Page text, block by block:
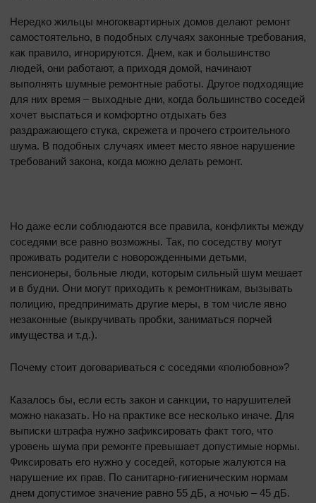
Нередко жильцы многоквартирных домов делают ремонт
самостоятельно, в подобных случаях законные требования,
как правило, игнорируются. Днем, как и большинство
людей, они работают, а приходя домой, начинают
выполнять шумные ремонтные работы. Другое подходящие
для них время – выходные дни, когда большинство соседей
хочет выспаться и комфортно отдыхать без
раздражающего стука, скрежета и прочего строительного
шума. В подобных случаях имеет место явное нарушение
требований закона, когда можно делать ремонт.
Но даже если соблюдаются все правила, конфликты между
соседями все равно возможны. Так, по соседству могут
проживать родители с новорожденными детьми,
пенсионеры, больные люди, которым сильный шум мешает
и в будни. Они могут приходить к ремонтникам, вызывать
полицию, предпринимать другие меры, в том числе явно
незаконные (выкручивать пробки, заниматься порчей
имущества и т.д.).
Почему стоит договариваться с соседями «полюбовно»?
Казалось бы, если есть закон и санкции, то нарушителей
можно наказать. Но на практике все несколько иначе. Для
выписки штрафа нужно зафиксировать факт того, что
уровень шума при ремонте превышает допустимые нормы.
Фиксировать его нужно у соседей, которые жалуются на
нарушение их прав. По санитарно-гигиеническим нормам
днем допустимое значение равно 55 дБ, а ночью – 45 дБ.